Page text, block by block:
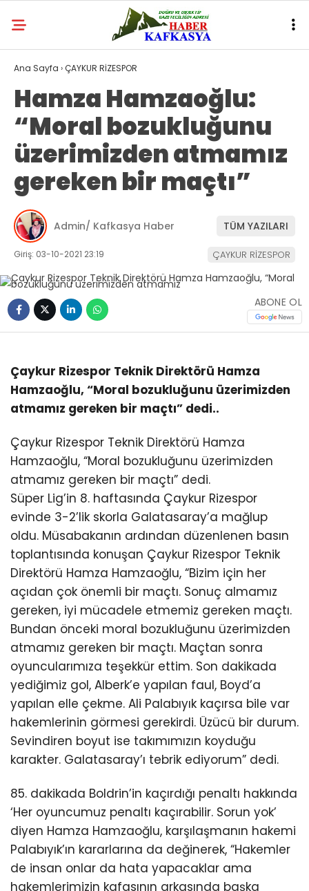
Ana Sayfa ›ÇAYKUR RİZESPOR
Hamza Hamzaoğlu:
“Moral bozukluğunu
üzerimizden atmamız
gereken bir maçtı”
Admin/ Kafkasya Haber TÜM YAZILARI
Giriş: 03-10-2021 23:19 ÇAYKUR RİZESPOR
ABONE OL
Çaykur Rizespor Teknik Direktörü Hamza
Hamzaoğlu, “Moral bozukluğunu üzerimizden
atmamız gereken bir maçtı” dedi..
Çaykur Rizespor Teknik Direktörü Hamza
Hamzaoğlu, “Moral bozukluğunu üzerimizden
atmamız gereken bir maçtı” dedi.
Süper Lig’in 8. haftasında Çaykur Rizespor
evinde 3-2’lik skorla Galatasaray’a mağlup
oldu. Müsabakanın ardından düzenlenen basın
toplantısında konuşan Çaykur Rizespor Teknik
Direktörü Hamza Hamzaoğlu, “Bizim için her
açıdan çok önemli bir maçtı. Sonuç almamız
gereken, iyi mücadele etmemiz gereken maçtı.
Bundan önceki moral bozukluğunu üzerimizden
atmamız gereken bir maçtı. Maçtan sonra
oyuncularımıza teşekkür ettim. Son dakikada
yediğimiz gol, Alberk’e yapılan faul, Boyd’a
yapılan elle çekme. Ali Palabıyık kaçırsa bile var
hakemlerinin görmesi gerekirdi. Üzücü bir durum.
Sevindiren boyut ise takımımızın koyduğu
karakter. Galatasaray’ı tebrik ediyorum” dedi.
85. dakikada Boldrin’in kaçırdığı penaltı hakkında
‘Her oyuncumuz penaltı kaçırabilir. Sorun yok’
diyen Hamza Hamzaoğlu, karşılaşmanın hakemi
Palabıyık’ın kararlarına da değinerek, “Hakemler
de insan onlar da hata yapacaklar ama
hakemlerimizin kafasının arkasında başka